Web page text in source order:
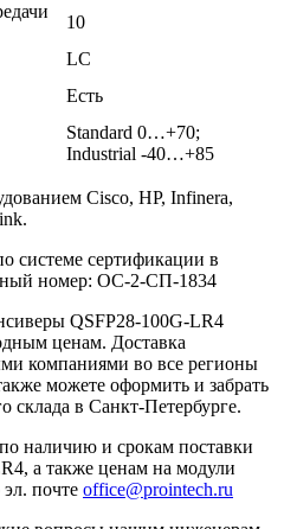
10
LC
Есть
Standard 0…+70;
Industrial -40…+85
Cisco, HP, Infinera,
системе сертификации в
номер: ОС-2-СП-1834
QSFP28-100G-LR4
ценам. Доставка
компаниями во все регионы
можете оформить и забрать
склада в Санкт-Петербурге.
наличию и срокам поставки
а также ценам на модули
эл. почте office@prointech.ru